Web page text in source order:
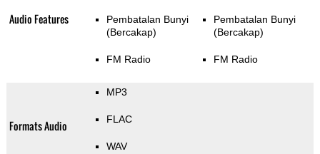
Audio Features
Pembatalan Bunyi
(Bercakap)
FM Radio
Pembatalan Bunyi
(Bercakap)
FM Radio
Formats Audio
MP3
FLAC
WAV